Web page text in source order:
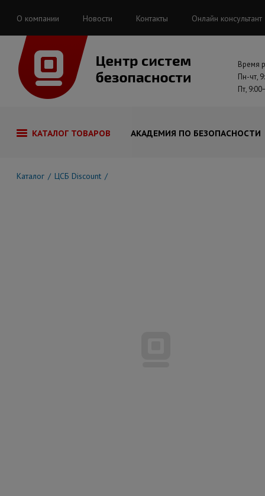
О компании Новости Контакты Онлайн консультант
Время
Пн-чт,
Пт,
КАТАЛОГ ТОВАРОВ АКАДЕМИЯ ПО БЕЗОПАСНОСТИ
Каталог ЦСБ Discount